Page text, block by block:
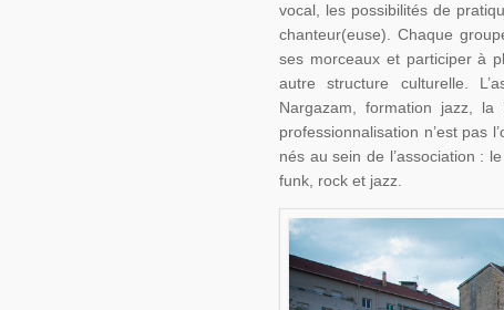
vocal, les possibilités de
chanteur(euse). Chaque
ses morceaux et participer à
autre structure culturelle.
Nargazam, formation jazz,
professionnalisation n’est pas
nés au sein de l’association :
funk, rock et jazz.